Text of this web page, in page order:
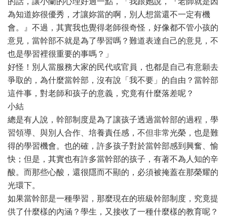
為知道妳很優秀，才讓妳當的啊，別人想當還不一定有機
會。』不過，其實我也覺得老師很奇怪，好像都不管小孩的
意見，當幹部不就是為了學習嗎？難道表達自己的意見，不
也是學習裡很重要的事嗎？」
好怪！別人當服務大家的民代或官員，也都是自己有意願去
爭取的，為什麼當幹部，沒有說「我不要」的自由？當幹部
這件事，對老師和孩子的意義，究竟有什麼落差呢？
小結
總是有人說，幹部制度是為了讓孩子透過當幹部的過程，學
習領導、與別人合作、培養責任感，不但非常光榮，也是難
得的學習機會。也的確，許多孩子對於當幹部感到興奮、愉
快；但是，其實也有許多當幹部的孩子，有著不為人知的辛
酸。而那些心酸，還很隱而不顯的，必須被掩蓋在那榮耀的
光環下。
如果當幹部是一種學習，那麼現在的班級幹部制度，究竟提
供了什麼樣的內涵？學生，又接收了一種什麼樣的教育呢？